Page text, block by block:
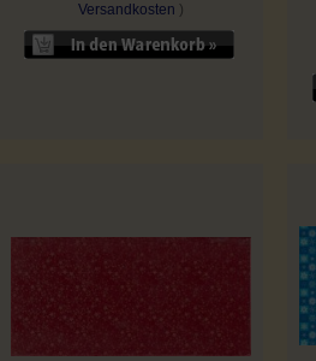
Versandkosten )